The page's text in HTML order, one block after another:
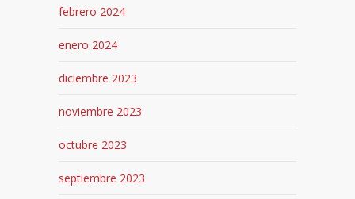
febrero 2024
enero 2024
diciembre 2023
noviembre 2023
octubre 2023
septiembre 2023